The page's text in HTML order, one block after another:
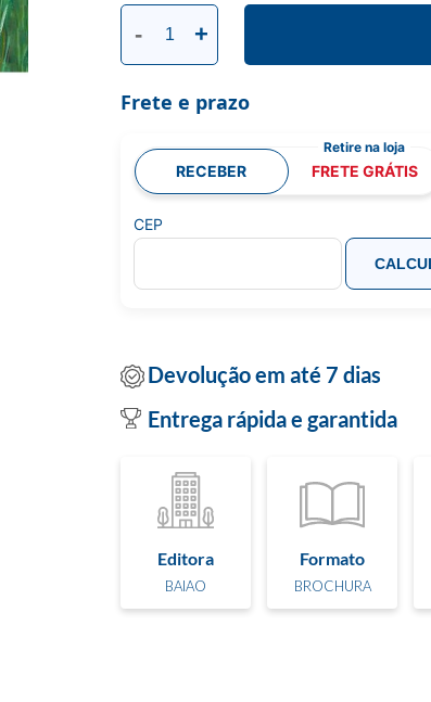
- +
Frete e prazo
RECEBER FRETE GRÁTIS
CEP
Devolução em até 7 dias
Entrega rápida e garantida
Editora
BAIAO
Formato
BROCHURA